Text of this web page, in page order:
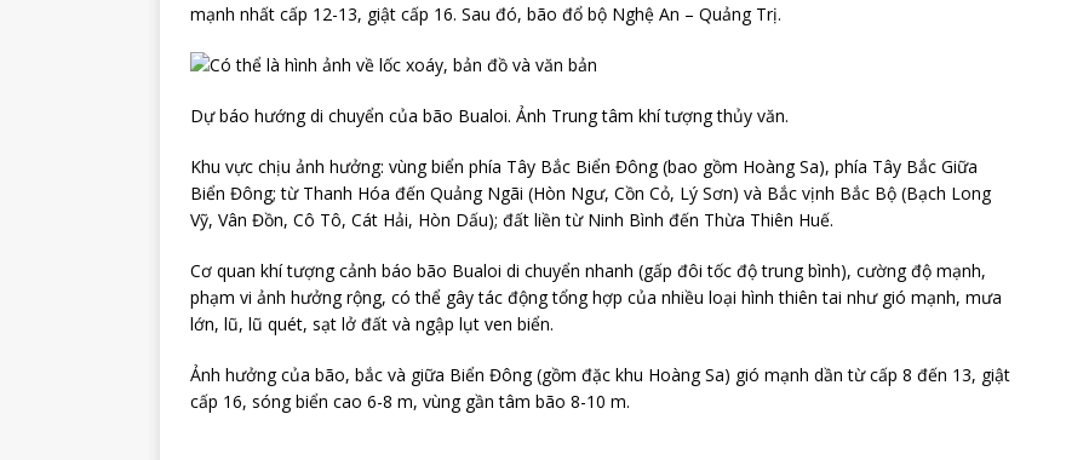
mạnh nhất cấp 12-13, giật cấp 16. Sau đó, bão đổ bộ Nghệ An – Quảng Trị.
Dự báo hướng di chuyển của bão Bualoi. Ảnh Trung tâm khí tượng thủy văn.
Khu vực chịu ảnh hưởng: vùng biển phía Tây Bắc Biển Đông (bao gồm Hoàng Sa), phía Tây Bắc Giữa
Biển Đông; từ Thanh Hóa đến Quảng Ngãi (Hòn Ngư, Cồn Cỏ, Lý Sơn) và Bắc vịnh Bắc Bộ (Bạch Long
Vỹ, Vân Đồn, Cô Tô, Cát Hải, Hòn Dấu); đất liền từ Ninh Bình đến Thừa Thiên Huế.
Cơ quan khí tượng cảnh báo bão Bualoi di chuyển nhanh (gấp đôi tốc độ trung bình), cường độ mạnh,
phạm vi ảnh hưởng rộng, có thể gây tác động tổng hợp của nhiều loại hình thiên tai như gió mạnh, mưa
lớn, lũ, lũ quét, sạt lở đất và ngập lụt ven biển.
Ảnh hưởng của bão, bắc và giữa Biển Đông (gồm đặc khu Hoàng Sa) gió mạnh dần từ cấp 8 đến 13, giật
cấp 16, sóng biển cao 6-8 m, vùng gần tâm bão 8-10 m.